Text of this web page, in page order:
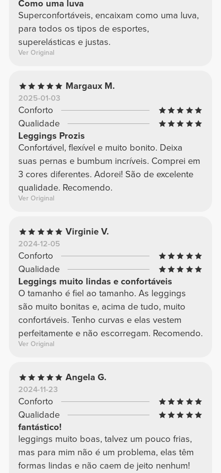
Como uma luva
Superconfortáveis, encaixam como uma luva,
para todos os tipos de esportes,
superelásticas e justas.
Ver Original
Margaux M.
2025-01-03
Conforto
Qualidade
Leggings Prozis
Confortável, flexível e muito bonito. Deixa
suas pernas e bumbum incríveis. Comprei em
3 cores diferentes. Adorei! São de excelente
qualidade. Recomendo.
Ver Original
Virginie V.
2024-12-05
Conforto
Qualidade
Leggings muito lindas e confortáveis
O tamanho é fiel ao tamanho. As leggings
são muito bonitas e, acima de tudo, muito
confortáveis. Tenho curvas e elas vestem
perfeitamente e não escorregam. Recomendo.
Ver Original
Angela G.
2024-11-23
Conforto
Qualidade
fantástico!
leggings muito boas, talvez um pouco frias,
mas para mim não é um problema, elas têm
formas lindas e não caem de jeito nenhum!